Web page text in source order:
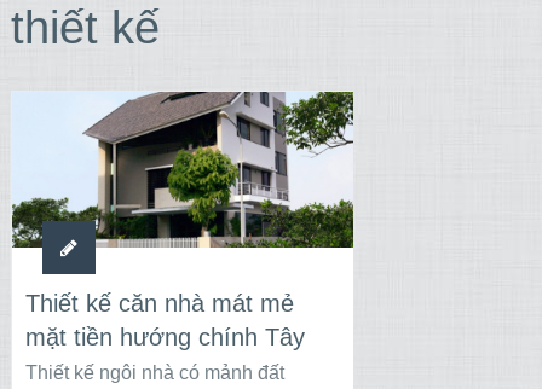
thiết kế
Thiết kế căn nhà mát mẻ
mặt tiền hướng chính Tây
Thiết kế ngôi nhà có mảnh đất